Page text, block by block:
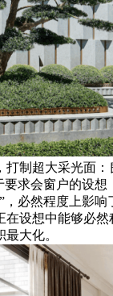
打制超大采光面
要求会窗户的设
，必然程度上影响
在设想中能够必
大化。